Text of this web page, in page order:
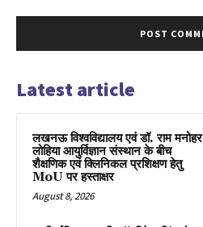
Latest article
लखनऊ विश्वविद्यालय एवं डॉ. राम मनोहर
लोहिया आयुर्विज्ञान संस्थान के बीच
शैक्षणिक एवं क्लिनिकल प्रशिक्षण हेतु
MoU पर हस्ताक्षर
August 8, 2026